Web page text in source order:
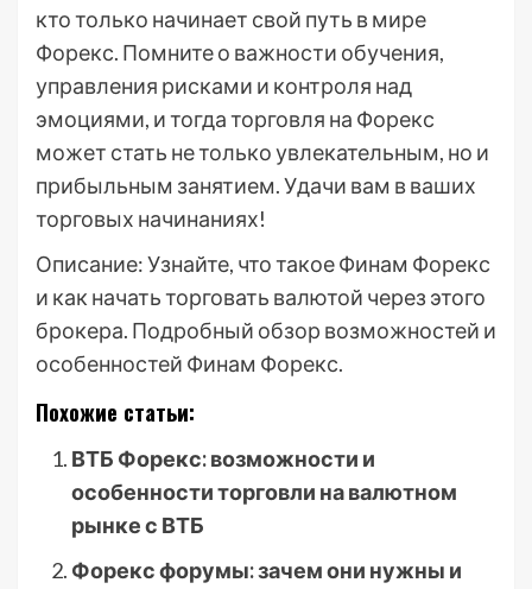
кто только начинает свой путь в мире
Форекс. Помните о важности обучения,
управления рисками и контроля над
эмоциями, и тогда торговля на Форекс
может стать не только увлекательным, но и
прибыльным занятием. Удачи вам в ваших
торговых начинаниях!
Описание: Узнайте, что такое Финам Форекс
и как начать торговать валютой через этого
брокера. Подробный обзор возможностей и
особенностей Финам Форекс.
Похожие статьи:
ВТБ Форекс: возможности и
особенности торговли на валютном
рынке с ВТБ
Форекс форумы: зачем они нужны и